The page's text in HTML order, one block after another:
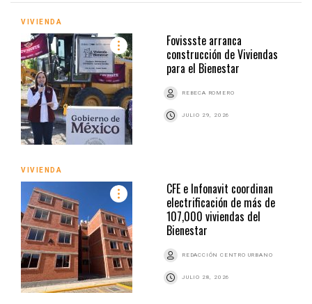
VIVIENDA
Fovissste arranca
construcción de Viviendas
para el Bienestar
REBECA ROMERO
JULIO 29, 2026
VIVIENDA
CFE e Infonavit coordinan
electrificación de más de
107,000 viviendas del
Bienestar
REDACCIÓN CENTRO URBANO
JULIO 28, 2026